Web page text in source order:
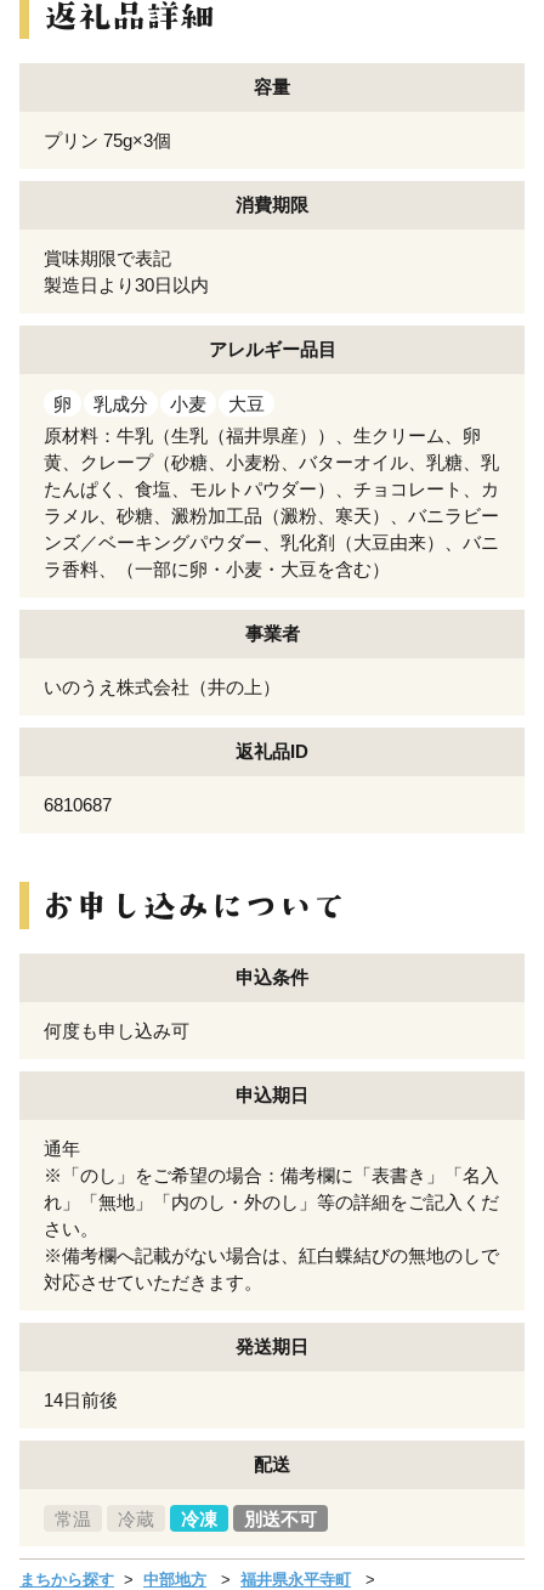
容量
プリン 75g×3個
消費期限
賞味期限で表記
製造日より30日以内
アレルギー品目
卵 乳成分 小麦
大豆
原材料：牛乳（生乳（福井県産））、生クリーム、卵
黄、クレープ（砂糖、小麦粉、バターオイル、乳糖、乳
たんぱく、食塩、モルトパウダー）、チョコレート、カ
ラメル、砂糖、澱粉加工品（澱粉、寒天）、バニラビー
ンズ／ベーキングパウダー、乳化剤（大豆由来）、バニ
ラ香料、（一部に卵・小麦・大豆を含む）
事業者
いのうえ株式会社（井の上）
返礼品ID
6810687
申込条件
何度も申し込み可
申込期日
通年
※「のし」をご希望の場合：備考欄に「表書き」「名入
れ」「無地」「内のし・外のし」等の詳細をご記入くだ
さい。
※備考欄へ記載がない場合は、紅白蝶結びの無地のしで
対応させていただきます。
発送期日
14日前後
配送
常温 冷蔵 冷凍 別送不可
まちから探す 中部地方
福井県永平寺町